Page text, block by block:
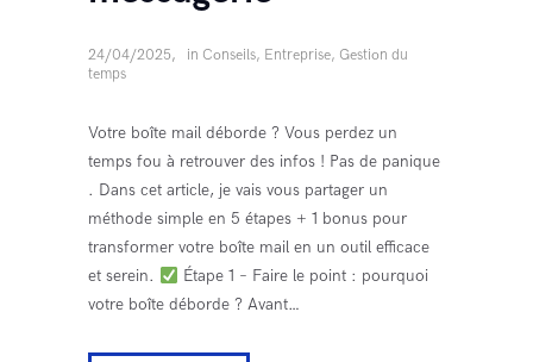
24/04/2025 in Conseils, Entreprise, Gestion du
temps
Votre boîte mail déborde ? Vous perdez un
temps fou à retrouver des infos ! Pas de panique
. Dans cet article, je vais vous partager un
méthode simple en 5 étapes + 1 bonus pour
transformer votre boîte mail en un outil efficace
et serein.
Étape 1 – Faire le point : pourquoi
votre boîte déborde ? Avant…